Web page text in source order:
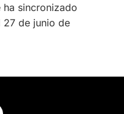
sincronizado
27 de junio de